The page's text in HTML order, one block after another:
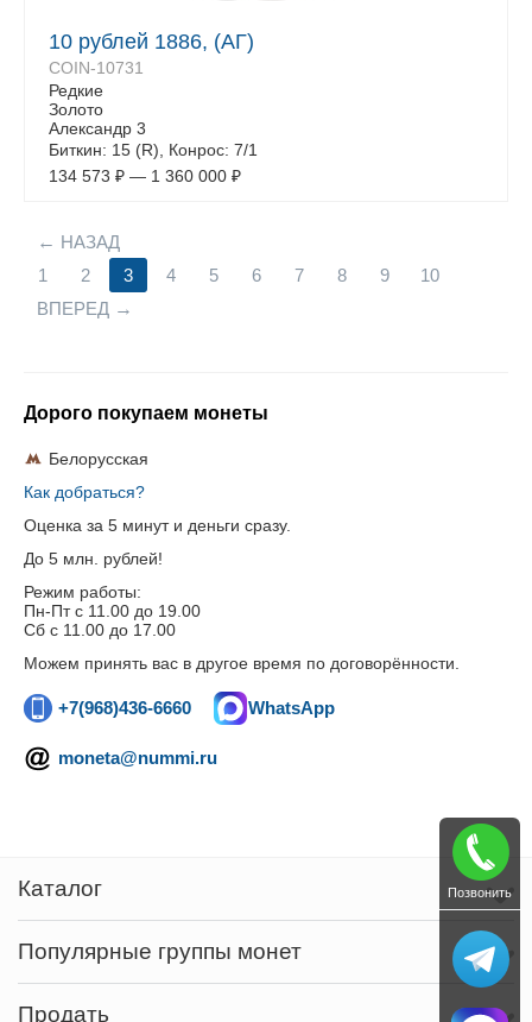
10 рублей 1886, (АГ)
COIN-10731
Редкие
Золото
Александр 3
Биткин: 15 (R), Конрос: 7/1
134 573 ₽ — 1 360 000 ₽
НАЗАД
1
2 3 4 5 6 7 8 9
10
ВПЕРЕД
Дорого покупаем монеты
Белорусская
Как добраться?
Оценка за 5 минут и деньги сразу.
До 5 млн. рублей!
Режим работы:
Пн-Пт c 11.00 до 19.00
Сб с 11.00 до 17.00
Можем принять вас в другое время по договорённости.
+7(968)436-6660 WhatsApp
moneta@nummi.ru
Каталог
Популярные группы монет
Продать
Позвонить